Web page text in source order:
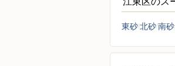
東砂北砂南砂